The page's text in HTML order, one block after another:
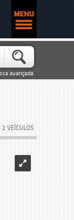
avançada
2 VEÍCULOS